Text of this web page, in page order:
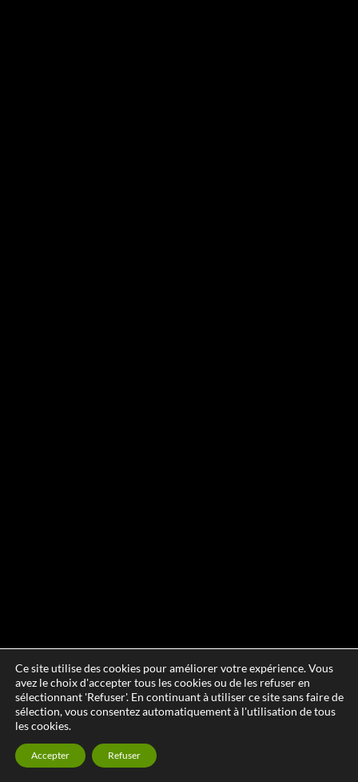
Ce site utilise des cookies pour améliorer votre expérience. Vous
avez le choix d'accepter tous les cookies ou de les refuser en
sélectionnant 'Refuser'. En continuant à utiliser ce site sans faire de
sélection, vous consentez automatiquement à l'utilisation de tous
les cookies.
Accepter Refuser